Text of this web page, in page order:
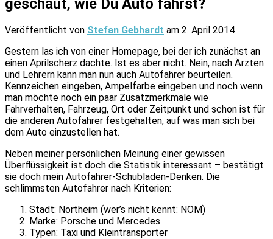
geschaut, wie Du Auto fährst?
Veröffentlicht von Stefan Gebhardt am 2. April 2014
Gestern las ich von einer Homepage, bei der ich zunächst an
einen Aprilscherz dachte. Ist es aber nicht. Nein, nach Ärzten
und Lehrern kann man nun auch Autofahrer beurteilen.
Kennzeichen eingeben, Ampelfarbe eingeben und noch wenn
man möchte noch ein paar Zusatzmerkmale wie
Fahrverhalten, Fahrzeug, Ort oder Zeitpunkt und schon ist für
die anderen Autofahrer festgehalten, auf was man sich bei
dem Auto einzustellen hat.
Neben meiner persönlichen Meinung einer gewissen
Überflüssigkeit ist doch die Statistik interessant – bestätigt
sie doch mein Autofahrer-Schubladen-Denken. Die
schlimmsten Autofahrer nach Kriterien:
Stadt: Northeim (wer’s nicht kennt: NOM)
Marke: Porsche und Mercedes
Typen: Taxi und Kleintransporter